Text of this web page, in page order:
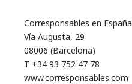
Corresponsables en España
Vía Augusta, 29
08006 (Barcelona)
T +34 93 752 47 78
www.corresponsables.com